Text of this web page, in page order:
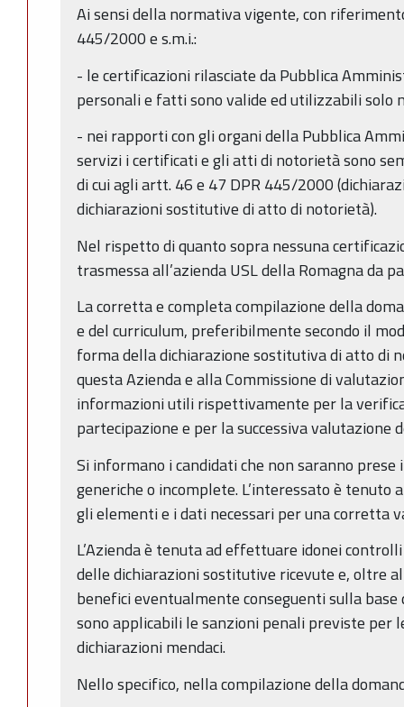
Ai sensi della normativa vigente, con
445/2000 e s.m.i.:
- le certificazioni rilasciate da Pubblica
personali e fatti sono valide ed utilizzabili
- nei rapporti con gli organi della Pubblica
servizi i certificati e gli atti di notorietà sono
di cui agli artt. 46 e 47 DPR 445/2000
dichiarazioni sostitutive di atto di notorietà).
Nel rispetto di quanto sopra nessuna
trasmessa all’azienda USL della Romagna da
La corretta e completa compilazione della
e del curriculum, preferibilmente secondo il
forma della dichiarazione sostitutiva di atto di
questa Azienda e alla Commissione di
informazioni utili rispettivamente per la
partecipazione e per la successiva valutazione
Si informano i candidati che non saranno
generiche o incomplete. L’interessato è
gli elementi e i dati necessari per una corretta
L’Azienda è tenuta ad effettuare idonei
delle dichiarazioni sostitutive ricevute e, oltre
benefici eventualmente conseguenti sulla
sono applicabili le sanzioni penali previste per
dichiarazioni mendaci.
Nello specifico, nella compilazione della